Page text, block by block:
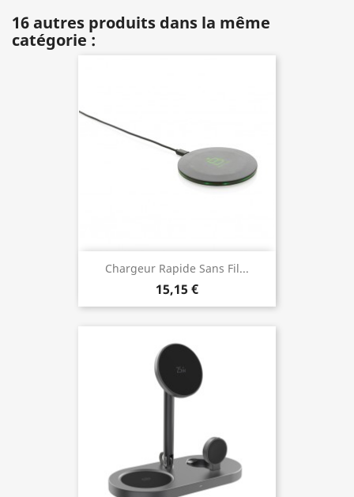
16 autres produits dans la même
catégorie :
Chargeur Rapide Sans Fil...
15,15 €